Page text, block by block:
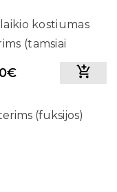
kostiumas
(tamsiai
(fuksijos)